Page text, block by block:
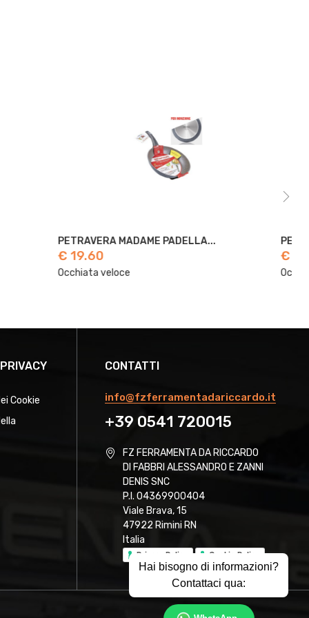
PETRAVERA MADAME PADELLA...
€ 23.20
Occhiata veloce
Hai bisogno di informazioni?
Contattaci qua:
CONTATTI
info@fzferramentadariccardo.it
+39 0541 720015
FZ FERRAMENTA DA RICCARDO
DI FABBRI ALESSANDRO E ZANNI
DENIS SNC
P.I. 04369900404
Viale Brava, 15
47922 Rimini RN
Italia
Privacy Policy Cookie Policy
Cookie